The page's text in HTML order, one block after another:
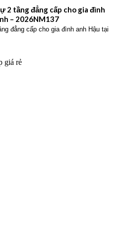
2 tầng đẳng cấp cho gia đình
– 2026NM137
đẳng cấp cho gia đình anh Hậu tại